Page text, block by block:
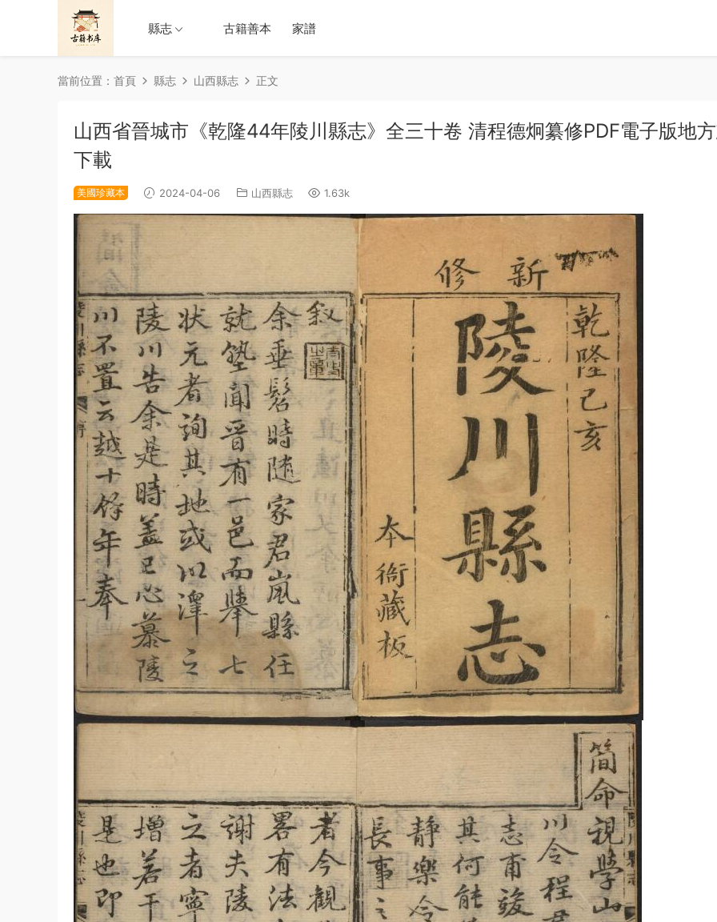
縣志 古籍善本 家譜
當前位置： 首頁 縣志 山西縣志 正文
山西省晉城市《乾隆44年陵川縣志》全三十卷 清程德炯纂修PDF電子版地
下載
美國珍藏本 2024-04-06 山西縣志 1.63k